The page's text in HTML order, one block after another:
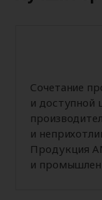
Сочетание
и доступной
и
Продукция
и